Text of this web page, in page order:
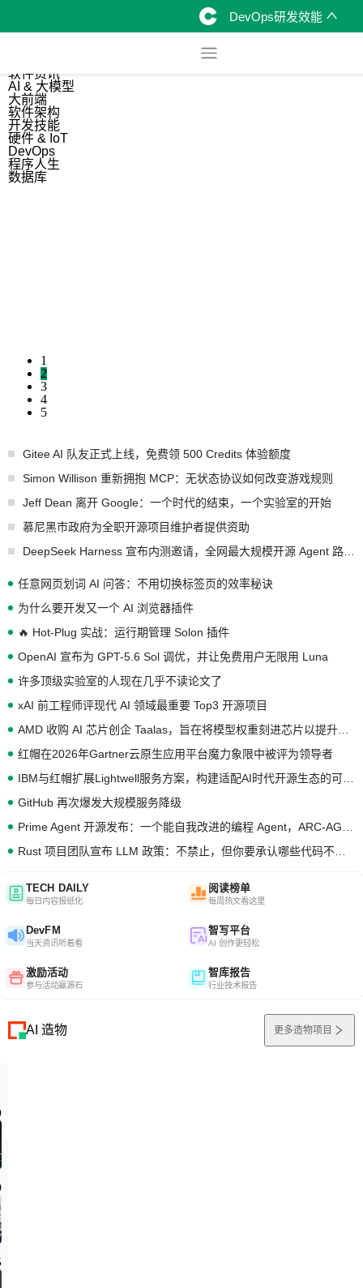
DevOps研发效能
软件资讯
AI & 大模型
大前端
软件架构
开发技能
硬件 & IoT
DevOps
程序人生
数据库
1
2
3
4
5
Gitee AI 队友正式上线，免费领 500 Credits 体验额度
Simon Willison 重新拥抱 MCP：无状态协议如何改变游戏规则
Jeff Dean 离开 Google：一个时代的结束，一个实验室的开始
慕尼黑市政府为全职开源项目维护者提供资助
任意网页划词 AI 问答：不用切换标签页的效率秘诀
为什么要开发又一个 AI 浏览器插件
🔥 Hot-Plug 实战：运行期管理 Solon 插件
OpenAI 宣布为 GPT-5.6 Sol 调优，并让免费用户无限用 Luna
许多顶级实验室的人现在几乎不读论文了
xAI 前工程师评现代 AI 领域最重要 Top3 开源项目
红帽在2026年Gartner云原生应用平台魔力象限中被评为领导者
GitHub 再次爆发大规模服务降级
TECH DAILY
每日内容报纸化
阅读榜单
每周热文看这里
DevFM
当天资讯听着看
智写平台
AI 创作更轻松
激励活动
参与活动赢源石
智库报告
行业技术报告
AI 造物 更多造物项目